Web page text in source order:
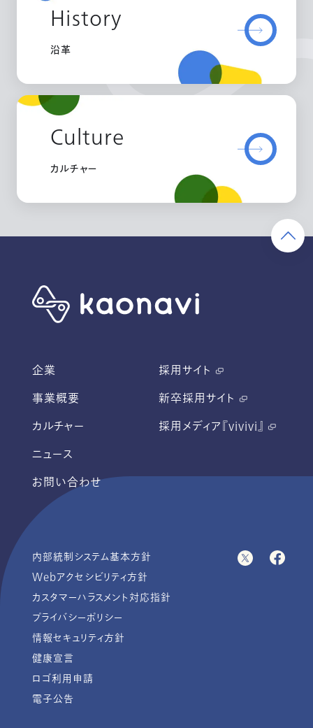
History
沿革
Culture
カルチャー
企業
事業概要
カルチャー
ニュース
お問い合わせ
採用サイト
新卒採用サイト
採用メディア『vivivi』
内部統制システム基本方針
Webアクセシビリティ方針
カスタマーハラスメント対応指針
プライバシーポリシー
情報セキュリティ方針
健康宣言
ロゴ利用申請
電子公告